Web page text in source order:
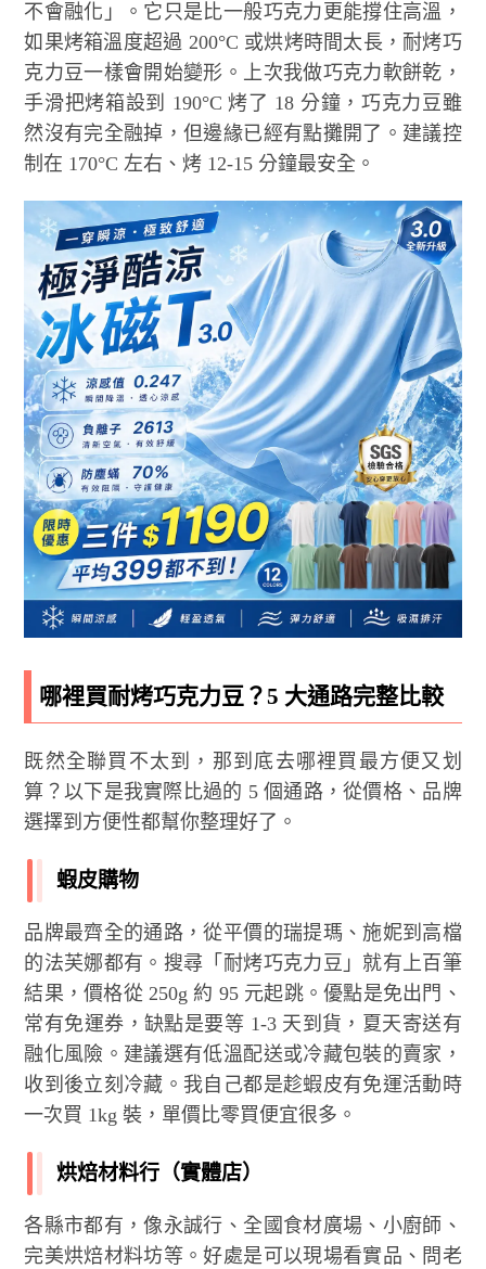
不會融化」。它只是比一般巧克力更能撐住高溫，
如果烤箱溫度超過 200°C 或烘烤時間太長，耐烤巧
克力豆一樣會開始變形。上次我做巧克力軟餅乾，
手滑把烤箱設到 190°C 烤了 18 分鐘，巧克力豆雖
然沒有完全融掉，但邊緣已經有點攤開了。建議控
制在 170°C 左右、烤 12-15 分鐘最安全。
哪裡買耐烤巧克力豆？5 大通路完整比較
既然全聯買不太到，那到底去哪裡買最方便又划
算？以下是我實際比過的 5 個通路，從價格、品牌
選擇到方便性都幫你整理好了。
蝦皮購物
品牌最齊全的通路，從平價的瑞提瑪、施妮到高檔
的法芙娜都有。搜尋「耐烤巧克力豆」就有上百筆
結果，價格從 250g 約 95 元起跳。優點是免出門、
常有免運券，缺點是要等 1-3 天到貨，夏天寄送有
融化風險。建議選有低溫配送或冷藏包裝的賣家，
收到後立刻冷藏。我自己都是趁蝦皮有免運活動時
一次買 1kg 裝，單價比零買便宜很多。
烘焙材料行（實體店）
各縣市都有，像永誠行、全國食材廣場、小廚師、
完美烘焙材料坊等。好處是可以現場看實品、問老